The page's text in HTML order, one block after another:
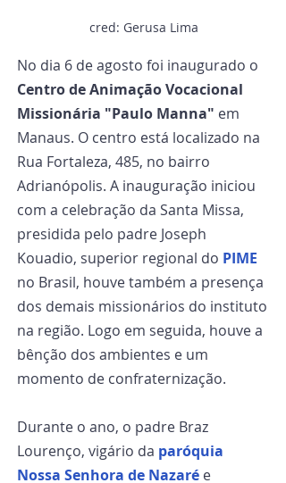
cred: Gerusa Lima
No dia 6 de agosto foi inaugurado o
Centro de Animação Vocacional
Missionária "Paulo Manna" em
Manaus. O centro está localizado na
Rua Fortaleza, 485, no bairro
Adrianópolis. A inauguração iniciou
com a celebração da Santa Missa,
presidida pelo padre Joseph
Kouadio, superior regional do PIME
no Brasil, houve também a presença
dos demais missionários do instituto
na região. Logo em seguida, houve a
bênção dos ambientes e um
momento de confraternização.
Durante o ano, o padre Braz
Lourenço, vigário da paróquia
Nossa Senhora de Nazaré e